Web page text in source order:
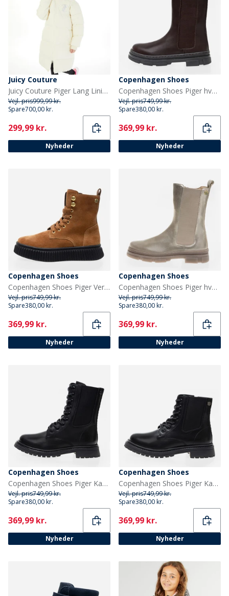
Juicy Couture
Juicy Couture Piger Lang Linie Puffer Jakke Vanilje Is
Vejl. pris999,99 kr.
Spare700,00 kr.
Current
299,99 kr.
Nyheder
Copenhagen Shoes
Copenhagen Shoes Piger hverdag Piger støvler 847 Dark Brown
Vejl. pris749,99 kr.
Spare380,00 kr.
Current
369,99 kr.
Nyheder
Copenhagen Shoes
Copenhagen Shoes Piger Vera Støvler 0241 Cognac
Vejl. pris749,99 kr.
Spare380,00 kr.
Current
369,99 kr.
Nyheder
Copenhagen Shoes
Copenhagen Shoes Piger hverdag Piger støvler 0051 Gold
Vejl. pris749,99 kr.
Spare380,00 kr.
Current
369,99 kr.
Nyheder
Copenhagen Shoes
Copenhagen Shoes Piger Kaylee Høje Støvler 0001 Black
Vejl. pris749,99 kr.
Spare380,00 kr.
Current
369,99 kr.
Nyheder
Copenhagen Shoes
Copenhagen Shoes Piger Kaylee Lave Støvler 0001 Black
Vejl. pris749,99 kr.
Spare380,00 kr.
Current
369,99 kr.
Nyheder